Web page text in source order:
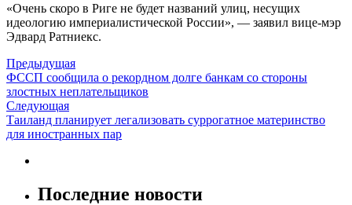
«Очень скоро в Риге не будет названий улиц, несущих
идеологию империалистической России», — заявил вице-мэр
Эдвард Ратниекс.
Предыдущая
ФССП сообщила о рекордном долге банкам со стороны
злостных неплательщиков
Следующая
Таиланд планирует легализовать суррогатное материнство
для иностранных пар
Последние новости